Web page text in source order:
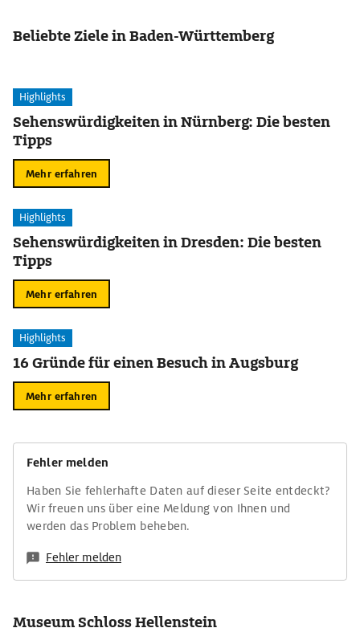
Beliebte Ziele in Baden-Württemberg
Highlights
Sehenswürdigkeiten in Nürnberg: Die besten
Tipps
Mehr erfahren
Highlights
Sehenswürdigkeiten in Dresden: Die besten
Tipps
Mehr erfahren
Highlights
16 Gründe für einen Besuch in Augsburg
Mehr erfahren
Fehler melden
Haben Sie fehlerhafte Daten auf dieser Seite entdeckt?
Wir freuen uns über eine Meldung von Ihnen und
werden das Problem beheben.
Fehler melden
Museum Schloss Hellenstein